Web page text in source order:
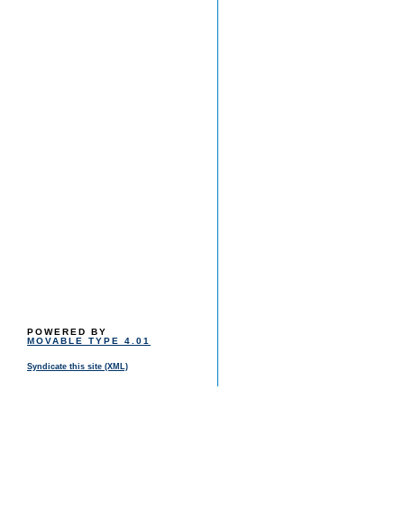
POWERED BY
MOVABLE TYPE 4.01
Syndicate this site (XML)